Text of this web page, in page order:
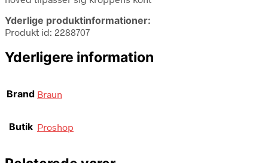
Yderlige produktinformationer:
Produkt id: 2288707
Yderligere information
Brand Braun
Butik Proshop